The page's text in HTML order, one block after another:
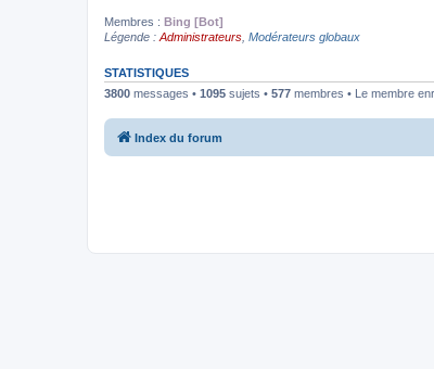
Membres : Bing [Bot]
Légende : Administrateurs Modérateurs globaux
STATISTIQUES
3800 messages • 1095 sujets • 577 membres • Le membre
Index du forum